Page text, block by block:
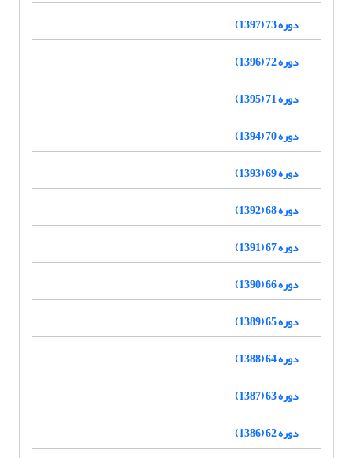
دوره 73 (1397)
دوره 72 (1396)
دوره 71 (1395)
دوره 70 (1394)
دوره 69 (1393)
دوره 68 (1392)
دوره 67 (1391)
دوره 66 (1390)
دوره 65 (1389)
دوره 64 (1388)
دوره 63 (1387)
دوره 62 (1386)